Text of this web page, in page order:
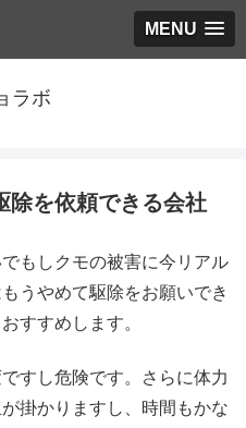
MENU
ラボ
除を依頼できる会社
もしクモの被害に今リアル
うやめて駆除をお願いでき
すすめします。
すし危険です。さらに体力
掛かりますし、時間もかな